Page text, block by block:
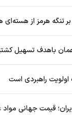
تنگه هرمز از
عمان باهدف تسهیل
راهبردی است
قیمت جهانی